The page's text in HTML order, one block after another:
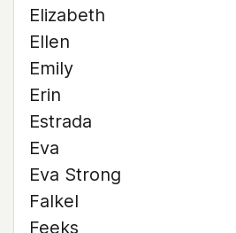
Elizabeth
Ellen
Emily
Erin
Estrada
Eva
Eva Strong
Falkel
Feeks